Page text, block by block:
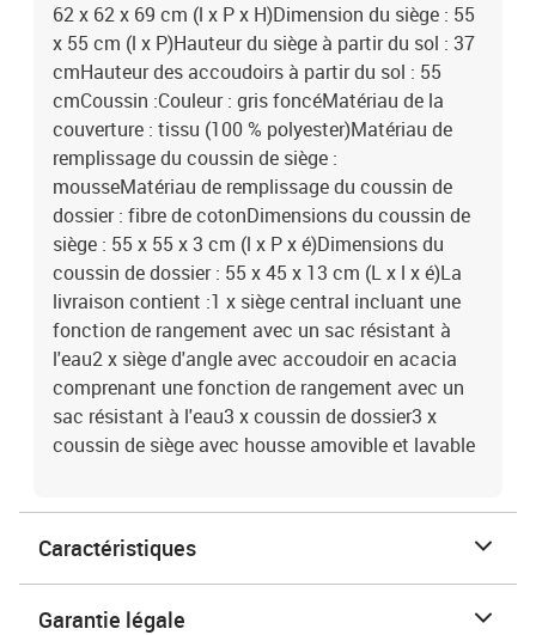
62 x 62 x 69 cm (l x P x H)Dimension du siège : 55
x 55 cm (l x P)Hauteur du siège à partir du sol : 37
cmHauteur des accoudoirs à partir du sol : 55
cmCoussin :Couleur : gris foncéMatériau de la
couverture : tissu (100 % polyester)Matériau de
remplissage du coussin de siège :
mousseMatériau de remplissage du coussin de
dossier : fibre de cotonDimensions du coussin de
siège : 55 x 55 x 3 cm (l x P x é)Dimensions du
coussin de dossier : 55 x 45 x 13 cm (L x l x é)La
livraison contient :1 x siège central incluant une
fonction de rangement avec un sac résistant à
l'eau2 x siège d'angle avec accoudoir en acacia
comprenant une fonction de rangement avec un
sac résistant à l'eau3 x coussin de dossier3 x
coussin de siège avec housse amovible et lavable
Caractéristiques
Garantie légale